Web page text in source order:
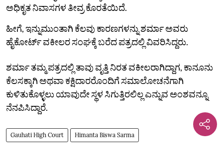
ಅಧಿಕೃತ ನಿವಾಸಗಳ ತೀವ್ರ ಕೊರತೆಯಿದೆ.
ಹೀಗೆ, ಇನ್ನುಮುಂತಾಗಿ ಕೆಲವು ಕಾರಣಗಳನ್ನು ಶರ್ಮಾ ಅವರು
ಹೈಕೋರ್ಟ್‌ ವಕೀಲರ ಸಂಘಕ್ಕೆ ಬರೆದ ಪತ್ರದಲ್ಲಿ ವಿವರಿಸಿದ್ದರು.
ಶರ್ಮಾ ತಮ್ಮ ಪತ್ರದಲ್ಲಿ ತಾವು ವೃತ್ತಿ ನಿರತ ವಕೀಲರಾಗಿದ್ದಾಗ, ಕಾನೂನು
ಕೆಲಸಕ್ಕಾಗಿ ಅಥವಾ ಕಕ್ಷಿದಾರರೊಂದಿಗೆ ಸಮಾಲೋಚನೆಗಾಗಿ
ಕುಳಿತುಕೊಳ್ಳಲು ಯಾವುದೇ ಸ್ಥಳ ಸಿಗುತ್ತಿರಲಿಲ್ಲ ಎನ್ನುವ ಅಂಶವನ್ನೂ
ನೆನಪಿಸಿದ್ದಾರೆ.
Gauhati High Court Himanta Biswa Sarma